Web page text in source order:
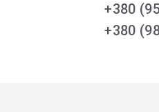
+380
+380